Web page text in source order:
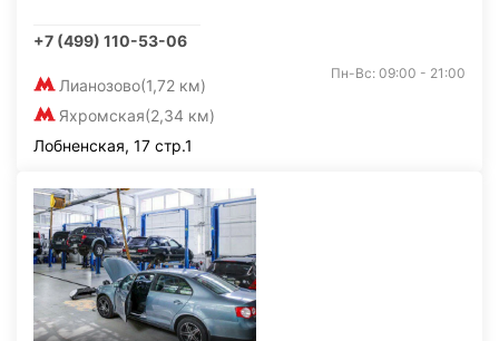
+7 (499) 110-53-06
Лианозово(1,72 км)
Яхромская(2,34 км)
Пн-Вс: 09:00 - 21:00
Лобненская, 17 стр.1